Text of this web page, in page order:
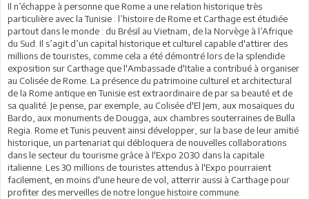
Il n’échappe à personne que Rome a une relation historique très
particulière avec la Tunisie : l’histoire de Rome et Carthage est étudiée
partout dans le monde : du Brésil au Vietnam, de la Norvège à l’Afrique
du Sud. Il s’agit d’un capital historique et culturel capable d'attirer des
millions de touristes, comme cela a été démontré lors de la splendide
exposition sur Carthage que l'Ambassade d'Italie a contribué à organiser
au Colisée de Rome. La présence du patrimoine culturel et architectural
de la Rome antique en Tunisie est extraordinaire de par sa beauté et de
sa qualité. Je pense, par exemple, au Colisée d'El Jem, aux mosaïques du
Bardo, aux monuments de Dougga, aux chambres souterraines de Bulla
Regia. Rome et Tunis peuvent ainsi développer, sur la base de leur amitié
historique, un partenariat qui débloquera de nouvelles collaborations
dans le secteur du tourisme grâce à l'Expo 2030 dans la capitale
italienne. Les 30 millions de touristes attendus à l'Expo pourraient
facilement, en moins d'une heure de vol, atterrir aussi à Carthage pour
profiter des merveilles de notre longue histoire commune.